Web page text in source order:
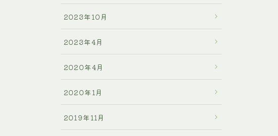
2023年10月
2023年4月
2020年4月
2020年1月
2019年11月